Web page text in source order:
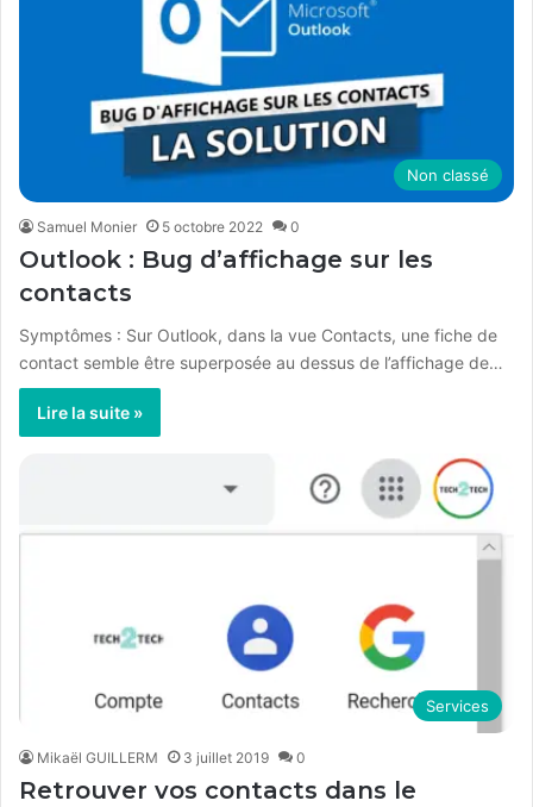
Non classé
Samuel Monier 5 octobre 2022 0
Outlook : Bug d’affichage sur les
contacts
Symptômes : Sur Outlook, dans la vue Contacts, une fiche de
contact semble être superposée au dessus de l’affichage de…
Lire la suite »
Services
Mikaël GUILLERM 3 juillet 2019 0
Retrouver vos contacts dans le